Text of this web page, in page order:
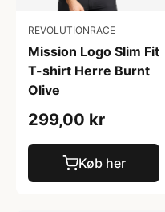
REVOLUTIONRACE
Mission Logo Slim Fit
T-shirt Herre Burnt
Olive
299,00 kr
Køb her